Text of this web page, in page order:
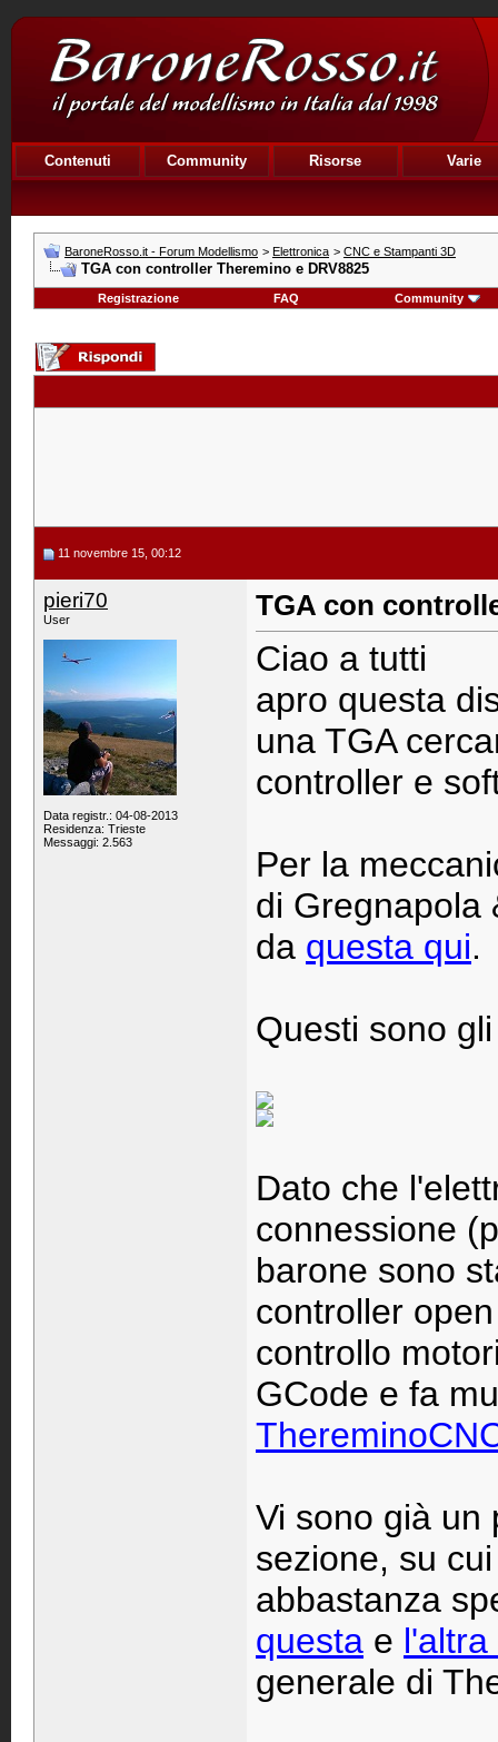
Contenuti Community Risorse Varie
BaroneRosso.it - Forum Modellismo > Elettronica > CNC e Stampanti 3D
TGA con controller Theremino e DRV8825
Registrazione FAQ Community
11 novembre 15, 00:12
pieri70
User
Data registr.: 04-08-2013
Residenza: Trieste
Messaggi: 2.563
TGA con
Ciao a tutti
apro questa
una TGA
controller e
Per la
di
da questa qui.
Questi sono
Dato che
connessione
barone sono
controller
controllo
GCode e fa
Vi sono già un
sezione, su
abbastanza
questa e
generale di